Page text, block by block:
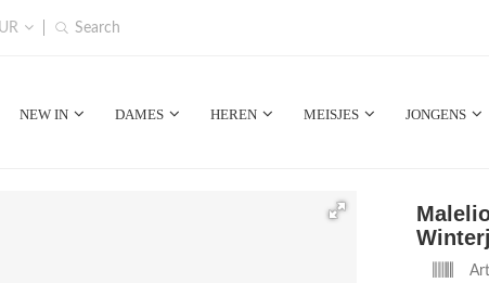
Search
NEW IN DAMES HEREN MEISJES JONGENS